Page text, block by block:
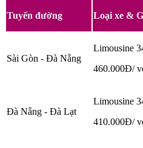
Tuyến đường Loại xe &
Sài Gòn - Đà Nẵng
Limousine
460.000Đ/
Đà Nẵng - Đà Lạt
Limousine
410.000Đ/